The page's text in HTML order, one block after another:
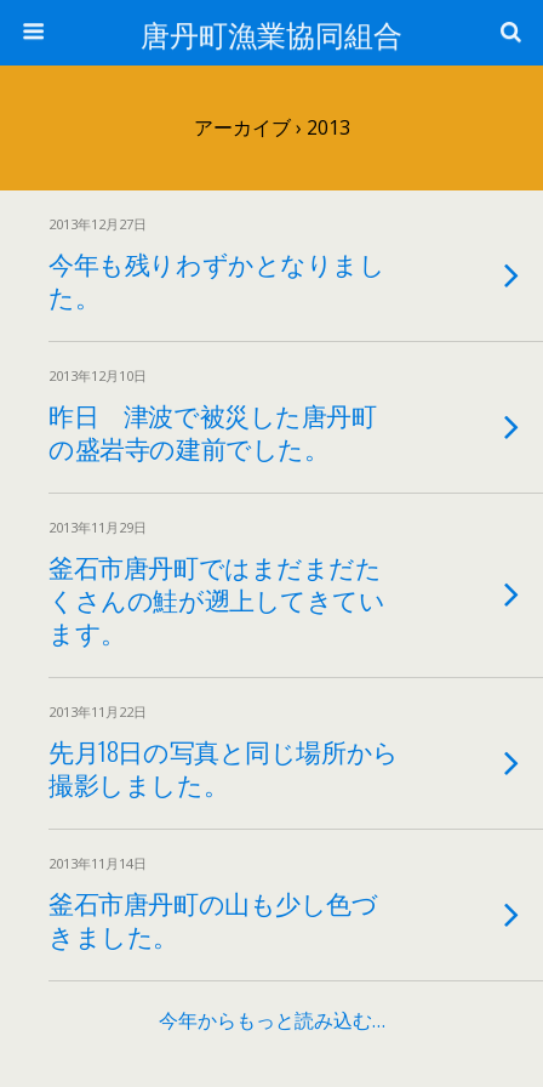
唐丹町漁業協同組合
アーカイブ › 2013
2013年12月27日
今年も残りわずかとなりまし
た。
2013年12月10日
昨日 津波で被災した唐丹町
の盛岩寺の建前でした。
2013年11月29日
釜石市唐丹町ではまだまだた
くさんの鮭が遡上してきてい
ます。
2013年11月22日
先月18日の写真と同じ場所から
撮影しました。
2013年11月14日
釜石市唐丹町の山も少し色づ
きました。
今年からもっと読み込む…